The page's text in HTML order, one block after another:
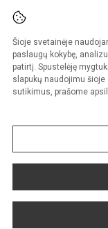
Šioje svetainėje
paslaugų kokybę,
patirtį. Spustelėję
slapukų naudojimu
sutikimus, prašome
© 2022. Panevėžio
Kopijuoti turinį be
Sumanus būdas